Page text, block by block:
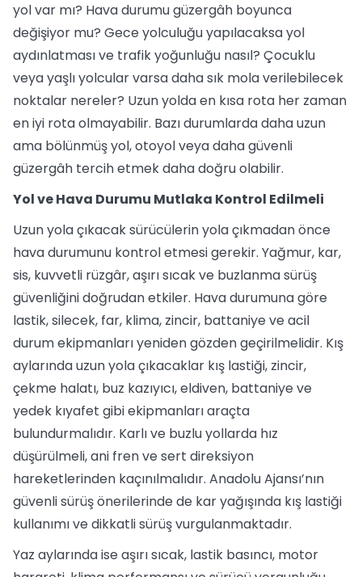
yol var mı? Hava durumu güzergâh boyunca
değişiyor mu? Gece yolculuğu yapılacaksa yol
aydınlatması ve trafik yoğunluğu nasıl? Çocuklu
veya yaşlı yolcular varsa daha sık mola verilebilecek
noktalar nereler? Uzun yolda en kısa rota her zaman
en iyi rota olmayabilir. Bazı durumlarda daha uzun
ama bölünmüş yol, otoyol veya daha güvenli
güzergâh tercih etmek daha doğru olabilir.
Yol ve Hava Durumu Mutlaka Kontrol Edilmeli
Uzun yola çıkacak sürücülerin yola çıkmadan önce
hava durumunu kontrol etmesi gerekir. Yağmur, kar,
sis, kuvvetli rüzgâr, aşırı sıcak ve buzlanma sürüş
güvenliğini doğrudan etkiler. Hava durumuna göre
lastik, silecek, far, klima, zincir, battaniye ve acil
durum ekipmanları yeniden gözden geçirilmelidir. Kış
aylarında uzun yola çıkacaklar kış lastiği, zincir,
çekme halatı, buz kazıyıcı, eldiven, battaniye ve
yedek kıyafet gibi ekipmanları araçta
bulundurmalıdır. Karlı ve buzlu yollarda hız
düşürülmeli, ani fren ve sert direksiyon
hareketlerinden kaçınılmalıdır. Anadolu Ajansı’nın
güvenli sürüş önerilerinde de kar yağışında kış lastiği
kullanımı ve dikkatli sürüş vurgulanmaktadır.
Yaz aylarında ise aşırı sıcak, lastik basıncı, motor